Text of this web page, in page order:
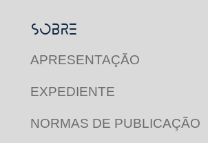
SOBRE
APRESENTAÇÃO
EXPEDIENTE
NORMAS DE PUBLICAÇÃO